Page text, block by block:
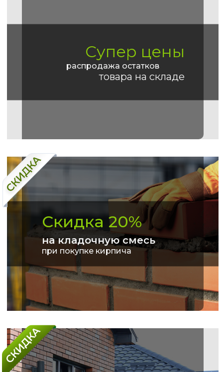
Супер цены
распродажа остатков
товара на складе
Скидка 20%
на кладочную смесь
при покупке кирпича